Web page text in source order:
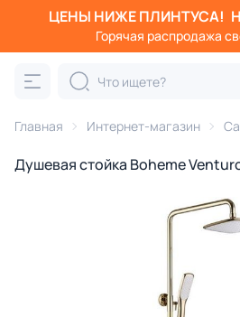
ЦЕНЫ НИЖЕ ПЛИНТУСА!
Горячая распродажа
Главная Интернет-магазин
Душевая стойка Boheme